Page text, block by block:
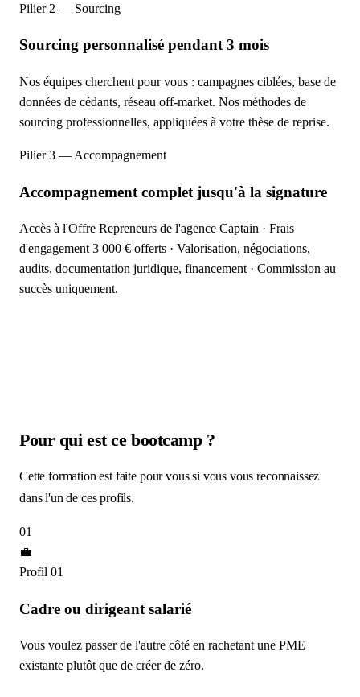
Pilier 2 — Sourcing
Sourcing personnalisé pendant 3 mois
Nos équipes cherchent pour vous : campagnes ciblées, base de
données de cédants, réseau off-market. Nos méthodes de
sourcing professionnelles, appliquées à votre thèse de reprise.
Pilier 3 — Accompagnement
Accompagnement complet jusqu'à la signature
Accès à l'Offre Repreneurs de l'agence Captain · Frais
d'engagement 3 000 € offerts · Valorisation, négociations,
audits, documentation juridique, financement · Commission au
succès uniquement.
Pour qui est ce bootcamp ?
Cette formation est faite pour vous si vous vous reconnaissez
dans l'un de ces profils.
01
💼
Profil 01
Cadre ou dirigeant salarié
Vous voulez passer de l'autre côté en rachetant une PME
existante plutôt que de créer de zéro.